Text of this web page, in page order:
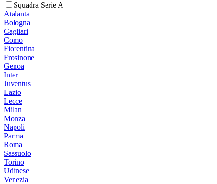
Squadra Serie A
Atalanta
Bologna
Cagliari
Como
Fiorentina
Frosinone
Genoa
Inter
Juventus
Lazio
Lecce
Milan
Monza
Napoli
Parma
Roma
Sassuolo
Torino
Udinese
Venezia